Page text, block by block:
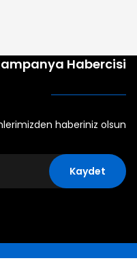
Habercisi
haberiniz olsun
Kaydet